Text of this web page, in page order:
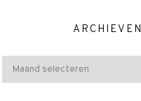
ARCHIEVEN